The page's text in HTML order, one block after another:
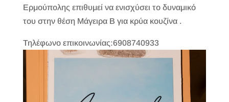
Ερμούπολης επιθυμεί να ενισχύσει το δυναμικό
του στην θέση Μάγειρα Β για κρύα κουζίνα .
Τηλέφωνο επικοινωνίας:6908740933